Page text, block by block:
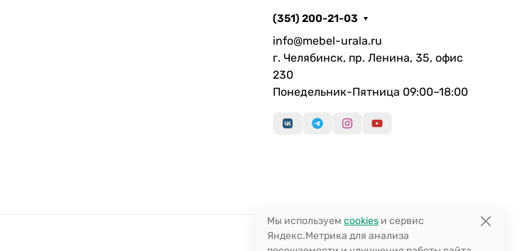
(351) 200-21-03
info@mebel-urala.ru
г. Челябинск, пр. Ленина, 35, офис
230
Понедельник-Пятница 09:00–18:00
Мы используем cookies и сервис
Яндекс.Метрика для анализа